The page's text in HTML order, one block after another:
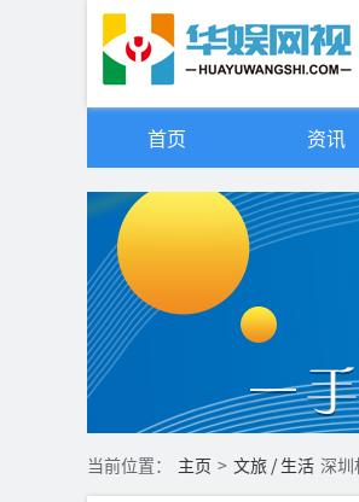
首页 资讯
当前位置： 主页 > 文旅 / 生活 深圳